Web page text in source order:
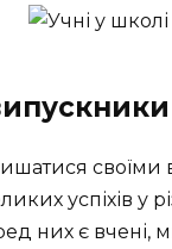
своїми
успіхів у
них є вчені,